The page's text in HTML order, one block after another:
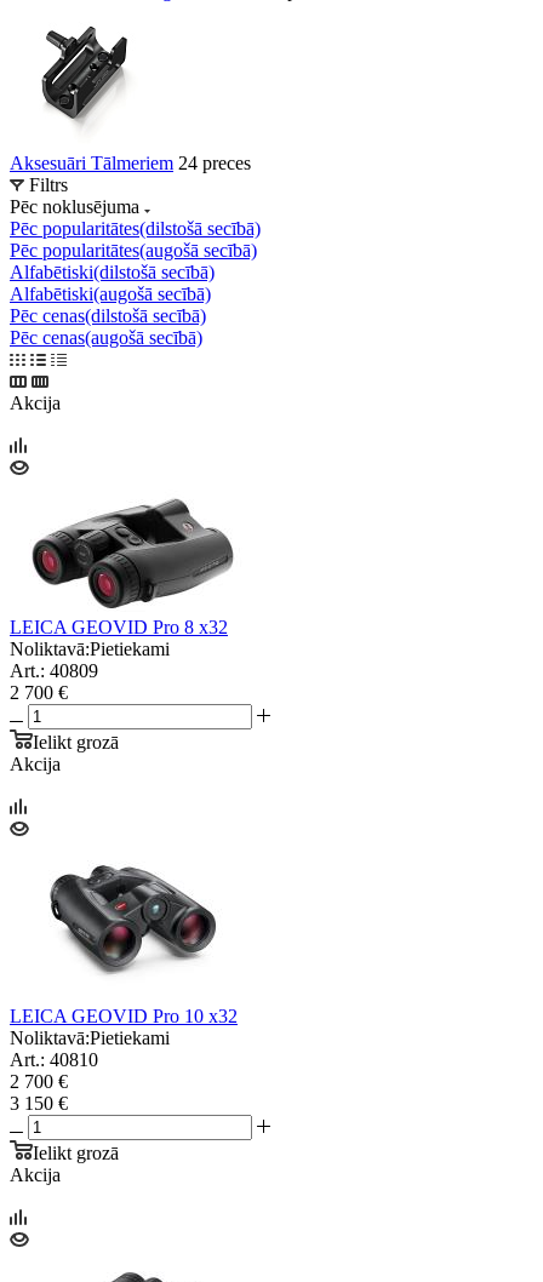
Aksesuāri Tālmeriem 24 preces
Filtrs
Pēc noklusējuma
Pēc popularitātes(dilstošā secībā)
Pēc popularitātes(augošā secībā)
Alfabētiski(dilstošā secībā)
Alfabētiski(augošā secībā)
Pēc cenas(dilstošā secībā)
Pēc cenas(augošā secībā)
Akcija
LEICA GEOVID Pro 8 x32
Noliktavā:Pietiekami
Art.: 40809
2 700 €
Ielikt grozā
Akcija
LEICA GEOVID Pro 10 x32
Noliktavā:Pietiekami
Art.: 40810
2 700 €
3 150 €
Ielikt grozā
Akcija